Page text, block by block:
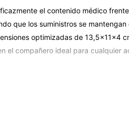
el contenido médico
que los suministros se
optimizadas de 13,5x11x4
el compañero ideal para cualquier
factor crucial en emergencias